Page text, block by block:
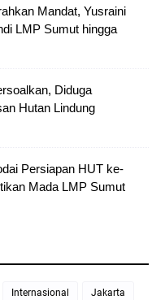
Mandat, Yusraini
LMP Sumut hingga
Diduga
Hutan Lindung
Persiapan HUT ke-
Mada LMP Sumut
Internasional Jakarta